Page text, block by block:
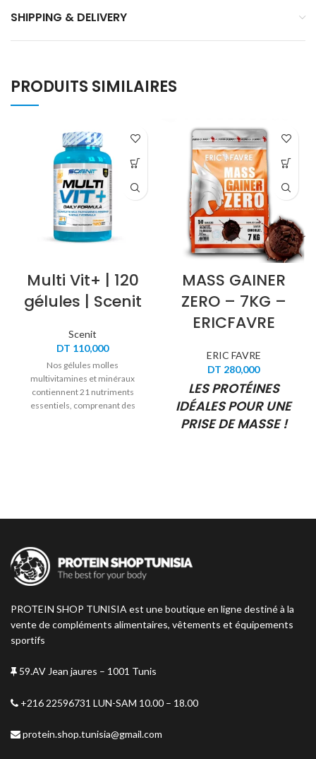
SHIPPING & DELIVERY
PRODUITS SIMILAIRES
Multi Vit+ | 120
gélules | Scenit
Scenit
DT 110,000
Nos gélules molles
multivitamines et minéraux
contiennent 21 nutriments
essentiels, comprenant des
MASS GAINER
ZERO – 7KG –
ERICFAVRE
ERIC FAVRE
DT 280,000
LES PROTÉINES
IDÉALES POUR UNE
PRISE DE MASSE !
PROTEIN SHOP TUNISIA est une boutique en ligne destiné à la
vente de compléments alimentaires, vêtements et équipements
sportifs
59.AV Jean jaures – 1001 Tunis
+216 22596731 LUN-SAM 10.00 – 18.00
protein.shop.tunisia@gmail.com